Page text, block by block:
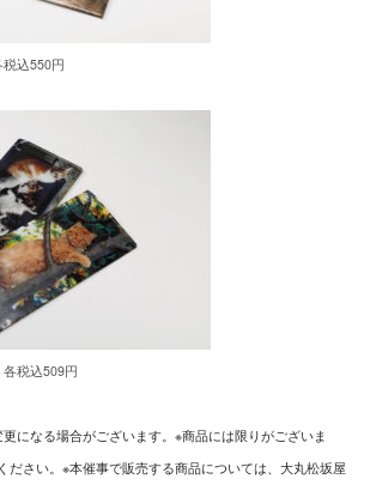
込550円
税込509円
になる場合がございます。※商品には限りがございま
ださい。※本催事で販売する商品については、大丸松坂屋